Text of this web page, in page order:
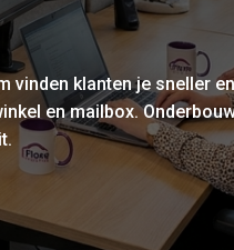
klanten je sneller
en mailbox.